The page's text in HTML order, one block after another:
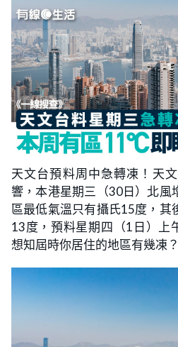
天文台預料周中急轉凍！天
響，本港星期三（30日）北風
區最低氣溫只有攝氏15度，其
13度，預料星期四（1日）上
想知屆時你居住的地區有幾凍